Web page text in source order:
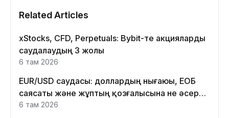
Related Articles
xStocks, CFD, Perpetuals: Bybit-те акцияларды
саудалаудың 3 жолы
6 там 2026
EUR/USD саудасы: доллардың нығаюы, ЕОБ
саясаты және жұптың қозғалысына не әсер
етеді
6 там 2026